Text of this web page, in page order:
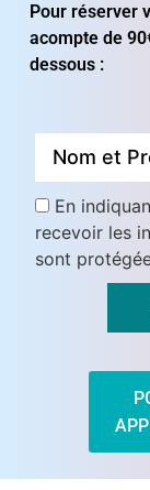
Pour réserver
acompte de
dessous :
En
recevoir les
sont